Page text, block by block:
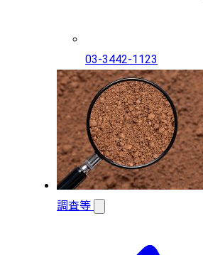
03-3442-1123
調査等